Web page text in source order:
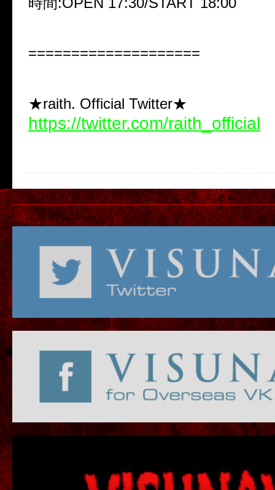
====================
★raith. Official Twitter★
https://twitter.com/raith_official